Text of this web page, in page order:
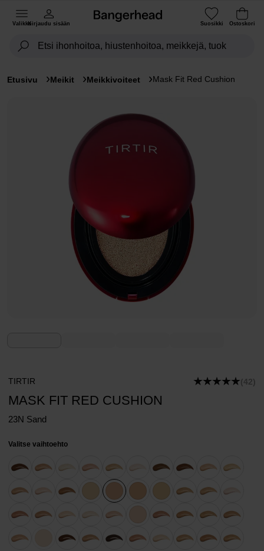
ValikkoKirjaudu sisään Suosikki Ostoskori
Etusivu Meikit Meikkivoiteet Mask Fit Red Cushion
TIRTIR (42)
MASK FIT RED CUSHION
23N Sand
Valitse vaihtoehto